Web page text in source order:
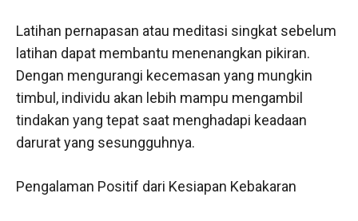
Latihan pernapasan atau meditasi singkat sebelum
latihan dapat membantu menenangkan pikiran.
Dengan mengurangi kecemasan yang mungkin
timbul, individu akan lebih mampu mengambil
tindakan yang tepat saat menghadapi keadaan
darurat yang sesungguhnya.
Pengalaman Positif dari Kesiapan Kebakaran